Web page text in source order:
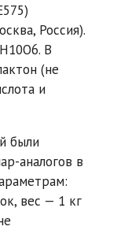
Россия).
В
(не
и
были
аналогов в
вес — 1 кг